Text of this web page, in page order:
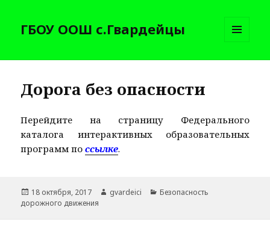
ГБОУ ООШ с.Гвардейцы
И
Дорога без опасности
Перейдите на страницу Федерального
каталога интерактивных образовательных
программ поссылке.
Опубликовано
18 октября, 2017 Автор
gvardeici Рубрики
Безопасность
дорожного движения